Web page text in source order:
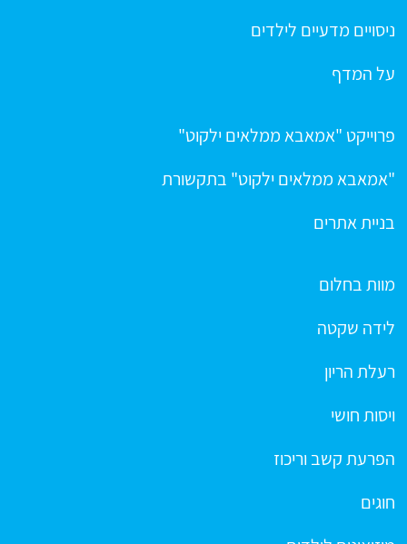
ניסויים מדעיים לילדים
על המדף
פרוייקט "אמאבא ממלאים ילקוט"
"אמאבא ממלאים ילקוט" בתקשורת
בניית אתרים
מוות בחלום
לידה שקטה
רעלת הריון
ויסות חושי
הפרעת קשב וריכוז
חוגים